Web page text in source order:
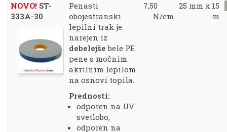
NOVO! ST-
333A-30
Penasti
obojestranski
lepilni trak je
narejen iz
debelejše bele PE
pene s močnim
akrilnim lepilom
na osnovi topila.
Prednosti:
odporen na UV
svetlobo,
odporen na
7,50
N/cm
25 mm x 15
m